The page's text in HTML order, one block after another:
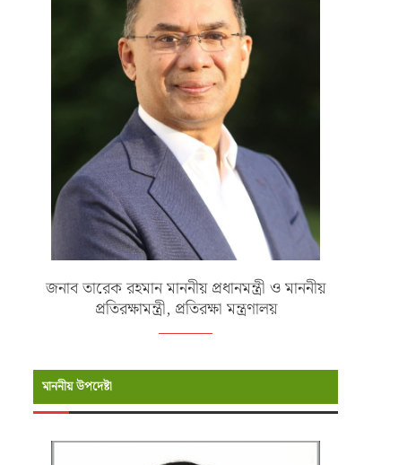
জনাব তারেক রহমান মাননীয় প্রধানমন্ত্রী ও মাননীয়
প্রতিরক্ষামন্ত্রী, প্রতিরক্ষা মন্ত্রণালয়
মাননীয় উপদেষ্টা